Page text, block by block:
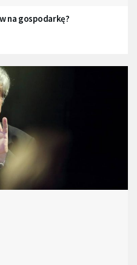
na gospodarkę?